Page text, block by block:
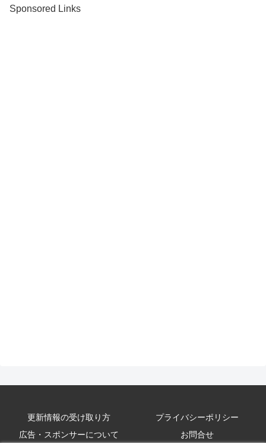
Sponsored Links
更新情報の受け取り方
プライバシーポリシー
広告・スポンサーについて
お問合せ